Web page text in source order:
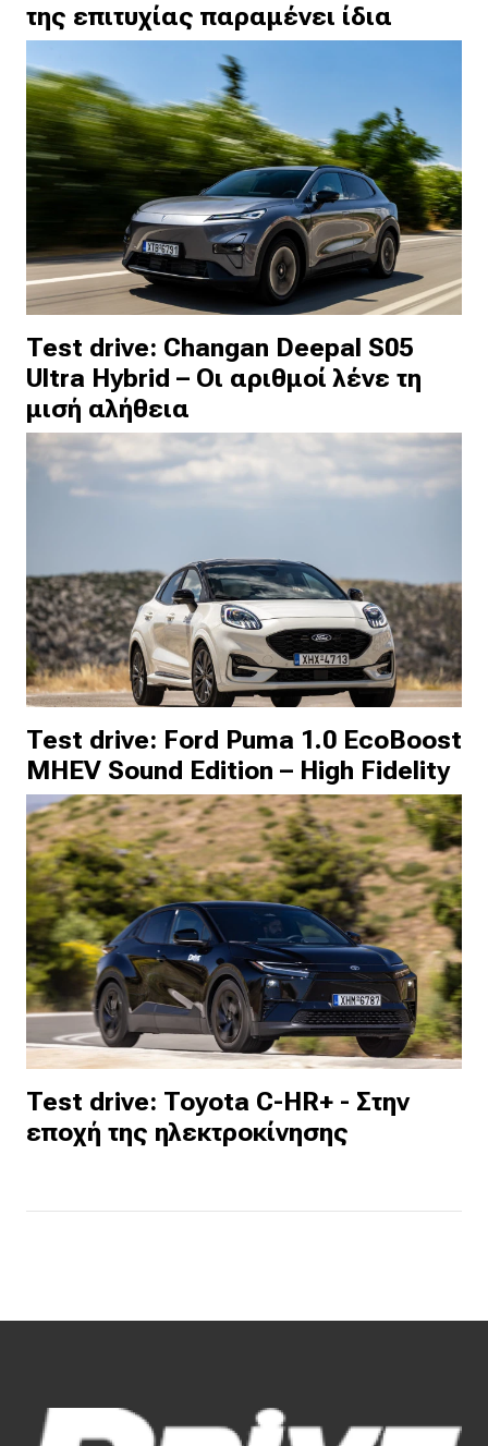
της επιτυχίας παραμένει ίδια
Test drive: Changan Deepal S05
Ultra Hybrid – Οι αριθμοί λένε τη
μισή αλήθεια
Test drive: Ford Puma 1.0 EcoBoost
MHEV Sound Edition – High Fidelity
Test drive: Toyota C-HR+ - Στην
εποχή της ηλεκτροκίνησης